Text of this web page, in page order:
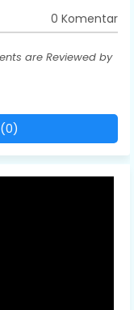
0 Komentar
are Reviewed by